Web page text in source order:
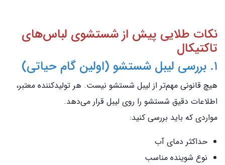
نکات طلایی پیش از شستشوی لباس‌های
تاکتیکال
۱. بررسی لیبل شستشو (اولین گام حیاتی)
هیچ قانونی مهم‌تر از لیبل شستشو نیست. هر تولیدکننده معتبر،
اطلاعات دقیق شستشو را روی لیبل قرار می‌دهد.
مواردی که باید بررسی کنید:
حداکثر دمای آب
نوع شوینده مناسب